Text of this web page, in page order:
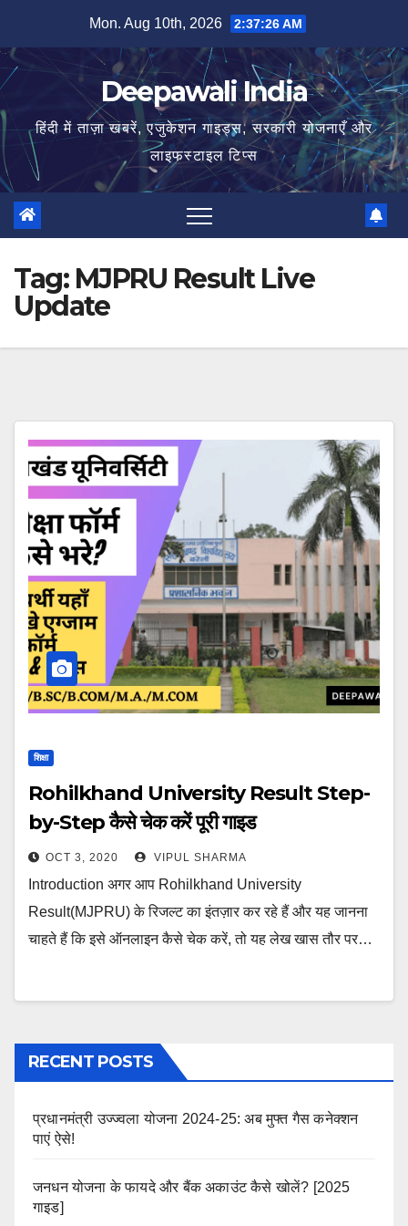
content
Mon. Aug 10th, 2026 2:37:26 AM
Deepawali India
हिंदी में ताज़ा खबरें, एजुकेशन गाइड्स, सरकारी योजनाएँ और
लाइफस्टाइल टिप्स
Tag: MJPRU Result Live
Update
शिक्षा
Rohilkhand University Result Step-
by-Step कैसे चेक करें पूरी गाइड
OCT 3, 2020 VIPUL SHARMA
Introduction अगर आप Rohilkhand University
Result(MJPRU) के रिजल्ट का इंतज़ार कर रहे हैं और यह जानना
चाहते हैं कि इसे ऑनलाइन कैसे चेक करें, तो यह लेख खास तौर पर…
RECENT POSTS
प्रधानमंत्री उज्ज्वला योजना 2024-25: अब मुफ्त गैस कनेक्शन
पाएं ऐसे!
जनधन योजना के फायदे और बैंक अकाउंट कैसे खोलें? [2025
गाइड]